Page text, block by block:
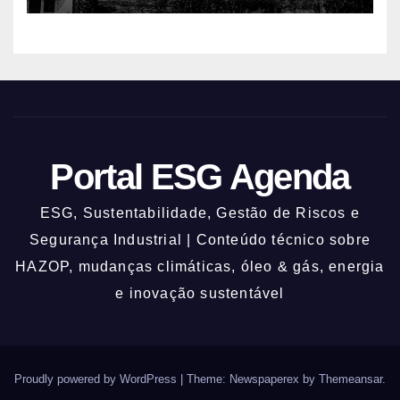
Portal ESG Agenda
ESG, Sustentabilidade, Gestão de Riscos e
Segurança Industrial | Conteúdo técnico sobre
HAZOP, mudanças climáticas, óleo & gás, energia
e inovação sustentável
Proudly powered by WordPress Theme: Newspaperex by Themeansar.